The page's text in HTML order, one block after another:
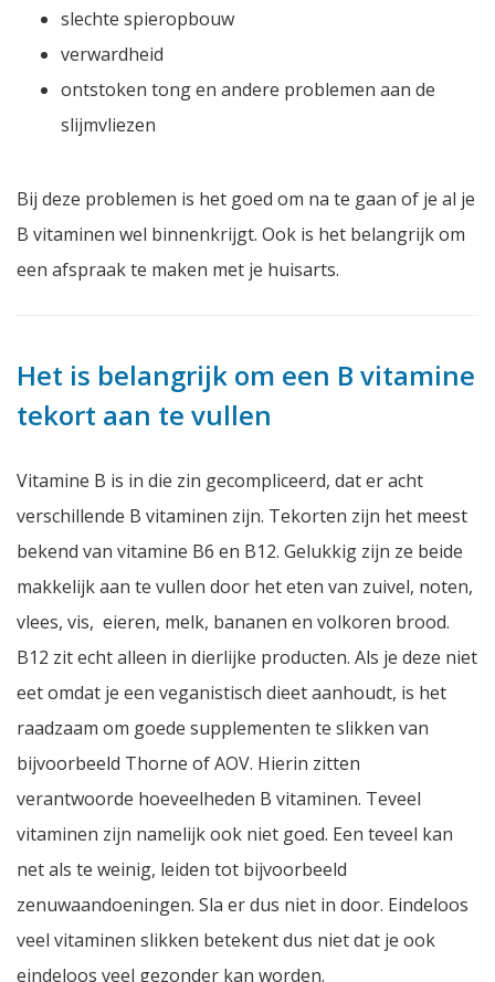
slechte spieropbouw
verwardheid
ontstoken tong en andere problemen aan de
slijmvliezen
Bij deze problemen is het goed om na te gaan of je al je
B vitaminen wel binnenkrijgt. Ook is het belangrijk om
een afspraak te maken met je huisarts.
Het is belangrijk om een B vitamine
tekort aan te vullen
Vitamine B is in die zin gecompliceerd, dat er acht
verschillende B vitaminen zijn. Tekorten zijn het meest
bekend van vitamine B6 en B12. Gelukkig zijn ze beide
makkelijk aan te vullen door het eten van zuivel, noten,
vlees, vis, eieren, melk, bananen en volkoren brood.
B12 zit echt alleen in dierlijke producten. Als je deze niet
eet omdat je een veganistisch dieet aanhoudt, is het
raadzaam om goede supplementen te slikken van
bijvoorbeeld Thorne of AOV. Hierin zitten
verantwoorde hoeveelheden B vitaminen. Teveel
vitaminen zijn namelijk ook niet goed. Een teveel kan
net als te weinig, leiden tot bijvoorbeeld
zenuwaandoeningen. Sla er dus niet in door. Eindeloos
veel vitaminen slikken betekent dus niet dat je ook
eindeloos veel gezonder kan worden.